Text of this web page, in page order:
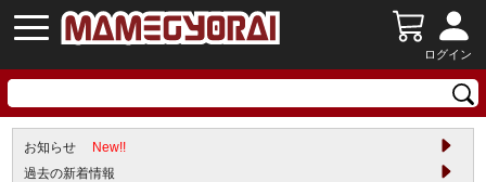
ログイン
お知らせ
New!!
過去の新着情報